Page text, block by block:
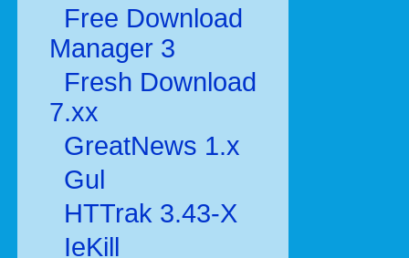
Free Download
Manager 3
Fresh Download
7.xx
GreatNews 1.x
Gul
HTTrak 3.43-X
IeKill